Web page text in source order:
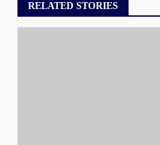
RELATED STORIES